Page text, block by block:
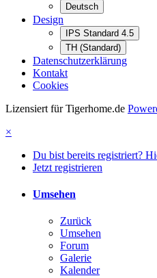
Deutsch
Design
IPS Standard 4.5
TH (Standard)
Datenschutzerklärung
Kontakt
Cookies
Lizensiert für Tigerhome.de
×
Du bist bereits registriert?
Jetzt registrieren
Umsehen
Zurück
Umsehen
Forum
Galerie
Kalender